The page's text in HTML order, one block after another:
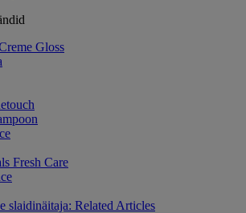
Gloss
Fresh Care
slaidinäitaja: Related Articles